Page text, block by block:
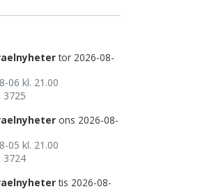
tor 2026-08-
06 kl. 21.00
3725
ons 2026-08-
05 kl. 21.00
3724
tis 2026-08-